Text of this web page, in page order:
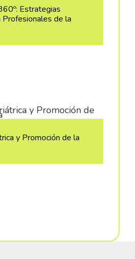
Estrategias
de la
y Promoción de la